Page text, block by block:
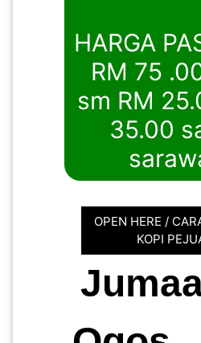
HARGA
RM 75
sm RM
35.00
OPEN HERE /
KOPI